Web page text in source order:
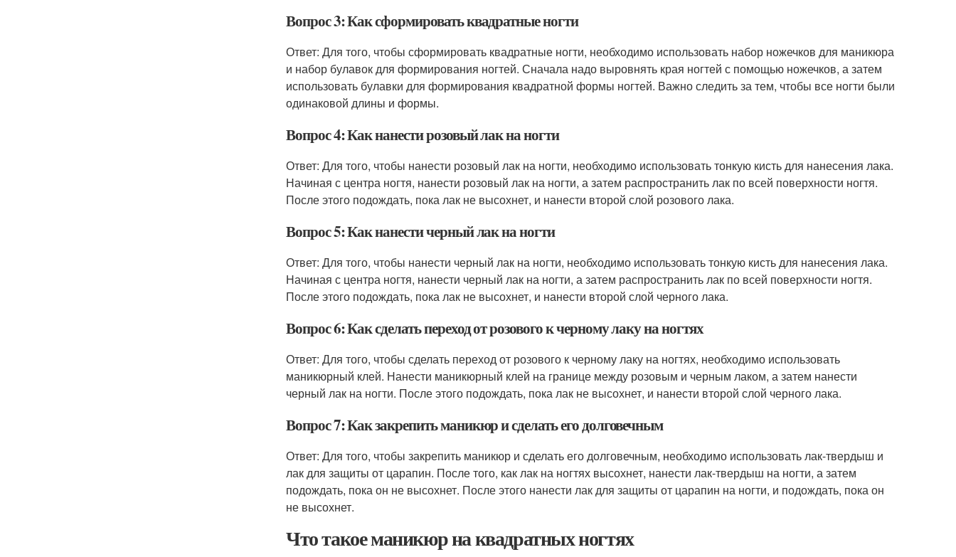
Вопрос 3: Как сформировать квадратные ногти
Ответ: Для того, чтобы сформировать квадратные ногти, необходимо использовать набор ножечков для маникюра
и набор булавок для формирования ногтей. Сначала надо выровнять края ногтей с помощью ножечков, а затем
использовать булавки для формирования квадратной формы ногтей. Важно следить за тем, чтобы все ногти были
одинаковой длины и формы.
Вопрос 4: Как нанести розовый лак на ногти
Ответ: Для того, чтобы нанести розовый лак на ногти, необходимо использовать тонкую кисть для нанесения лака.
Начиная с центра ногтя, нанести розовый лак на ногти, а затем распространить лак по всей поверхности ногтя.
После этого подождать, пока лак не высохнет, и нанести второй слой розового лака.
Вопрос 5: Как нанести черный лак на ногти
Ответ: Для того, чтобы нанести черный лак на ногти, необходимо использовать тонкую кисть для нанесения лака.
Начиная с центра ногтя, нанести черный лак на ногти, а затем распространить лак по всей поверхности ногтя.
После этого подождать, пока лак не высохнет, и нанести второй слой черного лака.
Вопрос 6: Как сделать переход от розового к черному лаку на ногтях
Ответ: Для того, чтобы сделать переход от розового к черному лаку на ногтях, необходимо использовать
маникюрный клей. Нанести маникюрный клей на границе между розовым и черным лаком, а затем нанести
черный лак на ногти. После этого подождать, пока лак не высохнет, и нанести второй слой черного лака.
Вопрос 7: Как закрепить маникюр и сделать его долговечным
Ответ: Для того, чтобы закрепить маникюр и сделать его долговечным, необходимо использовать лак-твердыш и
лак для защиты от царапин. После того, как лак на ногтях высохнет, нанести лак-твердыш на ногти, а затем
подождать, пока он не высохнет. После этого нанести лак для защиты от царапин на ногти, и подождать, пока он
не высохнет.
Что такое маникюр на квадратных ногтях